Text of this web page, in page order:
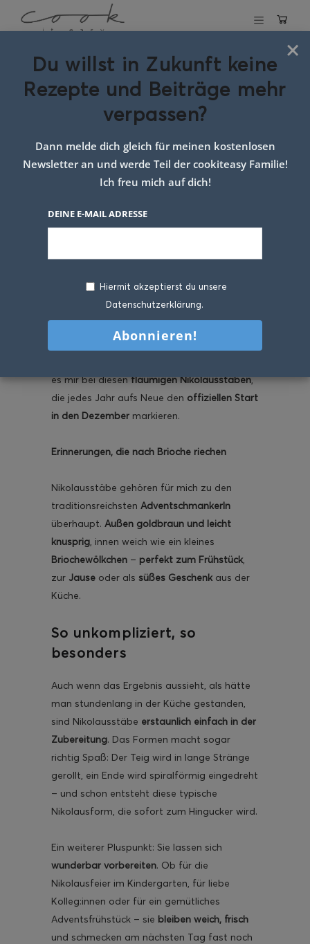
Nikolausstäbe aus
Briocheteig
Kindheit – und dann gibt es solche, die nach
es mir bei diesenflaumigen Nikolausstäben,
die jedes Jahr aufs Neue den offiziellen Start
in den Dezember markieren.
Erinnerungen, die nach Brioche riechen
Nikolausstäbe gehören für mich zu den
traditionsreichsten Adventschmankerln
überhaupt. Außen goldbraun und leicht
knusprig, innen weich wie ein kleines
Briochewölkchen – perfekt zum Frühstück,
zur Jause oder als süßes Geschenk aus der
Küche.
So unkompliziert, so
besonders
Auch wenn das Ergebnis aussieht, als hätte
man stundenlang in der Küche gestanden,
sind Nikolausstäbe erstaunlich einfach in der
Zubereitung. Das Formen macht sogar
richtig Spaß: Der Teig wird in lange Stränge
gerollt, ein Ende wird spiralförmig eingedreht
– und schon entsteht diese typische
Nikolausform, die sofort zum Hingucker wird.
Ein weiterer Pluspunkt: Sie lassen sich
wunderbar vorbereiten. Ob für die
Nikolausfeier im Kindergarten, für liebe
Kolleg:innen oder für ein gemütliches
Adventsfrühstück – sie bleiben weich, frisch
und schmecken am nächsten Tag fast noch
×
Du willst in Zukunft keine
Rezepte und Beiträge mehr
verpassen?
Dann melde dich gleich für meinen kostenlosen
Newsletter an und werde Teil der cookiteasy Familie!
Ich freu mich auf dich!
DEINE E-MAIL ADRESSE
Hiermit akzeptierst du unsere
Datenschutzerklärung.